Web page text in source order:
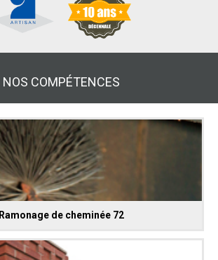
NOS COMPÉTENCES
Ramonage de cheminée 72